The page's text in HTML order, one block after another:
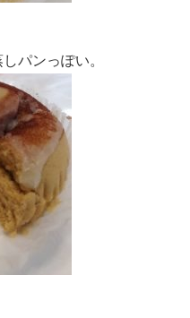
パンっぽい。